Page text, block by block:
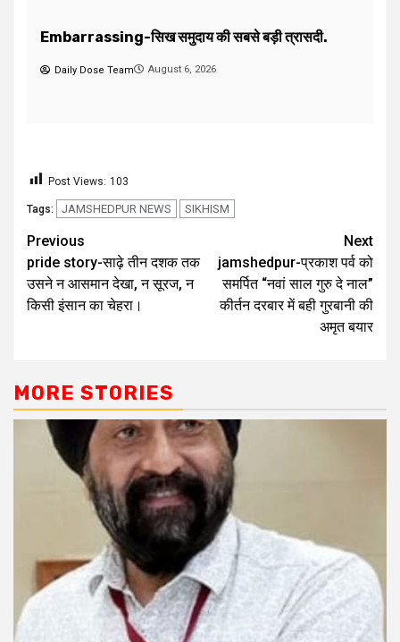
Post Views: 103
Tags: JAMSHEDPUR NEWS SIKHISM
Previous
pride story-साढ़े तीन दशक तक
उसने न आसमान देखा, न सूरज, न
किसी इंसान का चेहरा।
Next
jamshedpur-प्रकाश पर्व को
समर्पित “नवां साल गुरु दे नाल”
कीर्तन दरबार में बही गुरबानी की
अमृत बयार
MORE STORIES